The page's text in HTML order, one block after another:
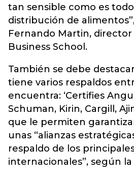
tan sensible como es
distribución de
Fernando Martin, director
Business School.
También se debe
tiene varios respaldos
encuentra: ‘Certifies
Schuman, Kirin, Cargill,
que le permiten
unas “alianzas
respaldo de los
internacionales”, según